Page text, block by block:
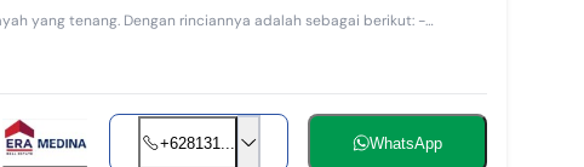
+628131... WhatsApp